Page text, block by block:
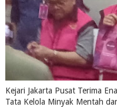
Kejari Jakarta Pusat Terima
Tata Kelola Minyak Mentah